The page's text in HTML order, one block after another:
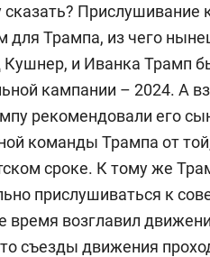
сказать?
для Трампа, из чего
и Иванка Трамп
кампании – 2024. А
рекомендовали его
команды Трампа от
сроке. К тому же
прислушиваться к
время возглавил
съезды движения